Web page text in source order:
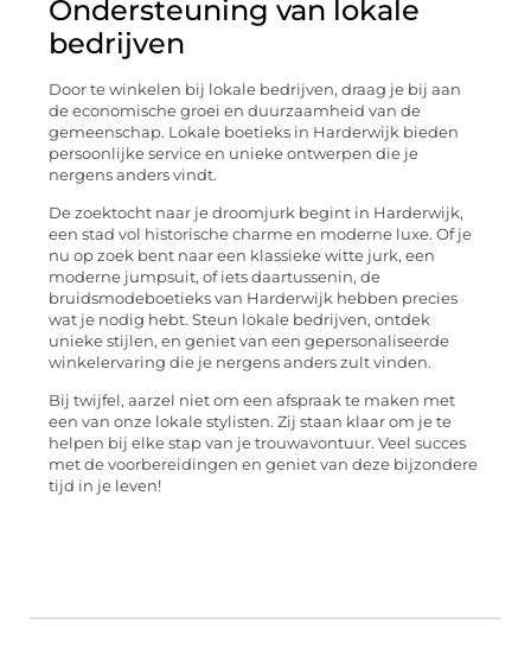
Ondersteuning van lokale
bedrijven
Door te winkelen bij lokale bedrijven, draag je bij aan
de economische groei en duurzaamheid van de
gemeenschap. Lokale boetieks in Harderwijk bieden
persoonlijke service en unieke ontwerpen die je
nergens anders vindt.
De zoektocht naar je droomjurk begint in Harderwijk,
een stad vol historische charme en moderne luxe. Of je
nu op zoek bent naar een klassieke witte jurk, een
moderne jumpsuit, of iets daartussenin, de
bruidsmodeboetieks van Harderwijk hebben precies
wat je nodig hebt. Steun lokale bedrijven, ontdek
unieke stijlen, en geniet van een gepersonaliseerde
winkelervaring die je nergens anders zult vinden.
Bij twijfel, aarzel niet om een afspraak te maken met
een van onze lokale stylisten. Zij staan klaar om je te
helpen bij elke stap van je trouwavontuur. Veel succes
met de voorbereidingen en geniet van deze bijzondere
tijd in je leven!